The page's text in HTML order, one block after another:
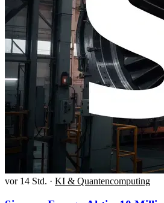
vor 14 Std. · KI & Quantencomputing